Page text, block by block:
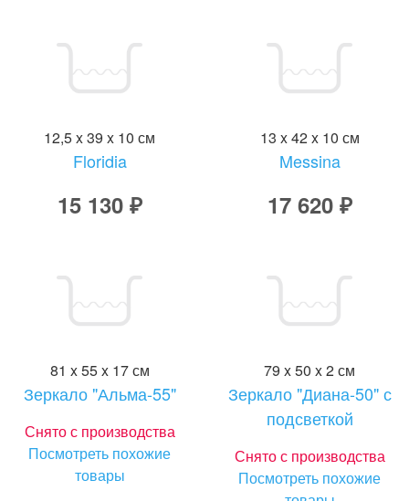
12,5 x 39 x 10 см
Floridia
15 130 ₽
13 x 42 x 10 см
Messina
17 620 ₽
81 x 55 x 17 см
Зеркало "Альма-55"
Снято с производства
Посмотреть похожие
товары
79 x 50 x 2 см
Зеркало "Диана-50" с
подсветкой
Снято с производства
Посмотреть похожие